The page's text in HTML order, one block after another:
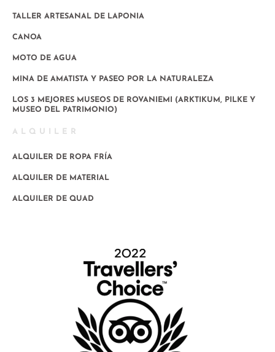
TALLER ARTESANAL DE LAPONIA
CANOA
MOTO DE AGUA
MINA DE AMATISTA Y PASEO POR LA NATURALEZA
LOS 3 MEJORES MUSEOS DE ROVANIEMI (ARKTIKUM, PILKE Y
MUSEO DEL PATRIMONIO)
ALQUILER
ALQUILER DE ROPA FRÍA
ALQUILER DE MATERIAL
ALQUILER DE QUAD